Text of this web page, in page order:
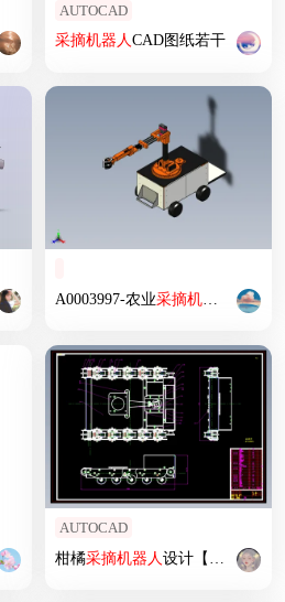
AUTOCAD
采摘机器人CAD图纸若干
A0003997-农业采摘机器人
AUTOCAD
柑橘采摘机器人设计【履带行走】